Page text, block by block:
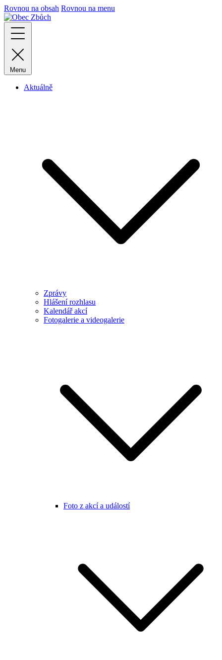
Rovnou na obsah Rovnou na menu
Menu
Aktuálně
Zprávy
Hlášení rozhlasu
Kalendář akcí
Fotogalerie a videogalerie
Foto z akcí a událostí